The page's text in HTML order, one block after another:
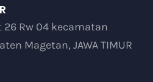
Rw 04 kecamatan
Magetan, JAWA TIMUR